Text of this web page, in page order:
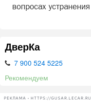
вопросах
ДверКа
7 900 524 5225
Рекомендуем
РЕКЛАМА • HTTPS://